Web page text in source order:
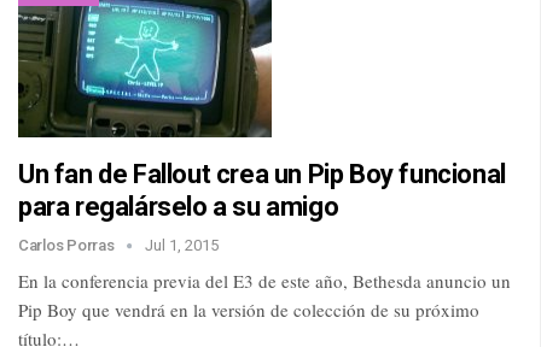
Un fan de Fallout crea un Pip Boy funcional
para regalárselo a su amigo
Carlos Porras Jul 1, 2015
En la conferencia previa del E3 de este año, Bethesda anuncio un
Pip Boy que vendrá en la versión de colección de su próximo
título:…